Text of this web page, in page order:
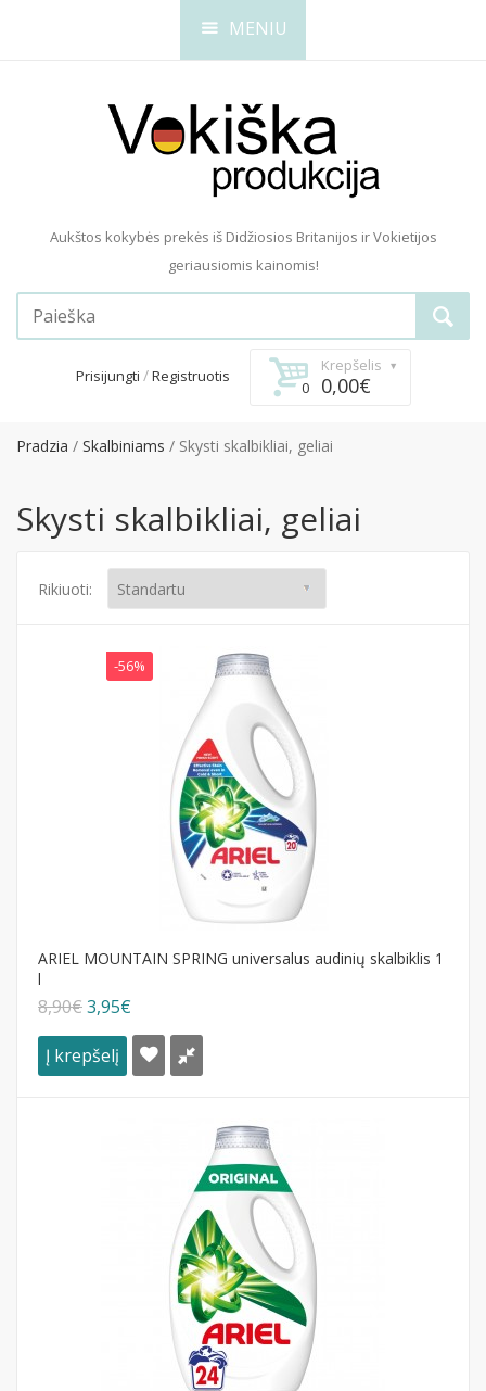
MENIU
Aukštos kokybės prekės iš Didžiosios Britanijos ir Vokietijos
geriausiomis kainomis!
Prisijungti /Registruotis
Krepšelis
0
0,00€
Pradzia Skalbiniams Skysti skalbikliai, geliai
Skysti skalbikliai, geliai
Rikiuoti:
-56%
ARIEL MOUNTAIN SPRING universalus audinių skalbiklis 1
l
8,90€3,95€
Į krepšelį